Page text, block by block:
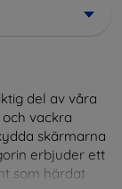
del av våra
vackra
skärmarna
erbjuder ett
som härdat